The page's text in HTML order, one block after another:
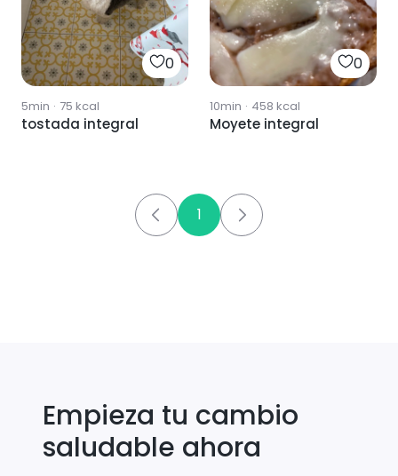
0
5min · 75 kcal
tostada integral
0
10min · 458 kcal
Moyete integral
1
Empieza tu cambio
saludable ahora